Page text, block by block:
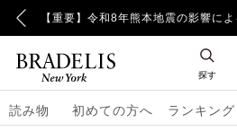
【重要】日本郵便の障害による配送への影響についてのお詫び
読み物 初めての方へ ランキング
探す